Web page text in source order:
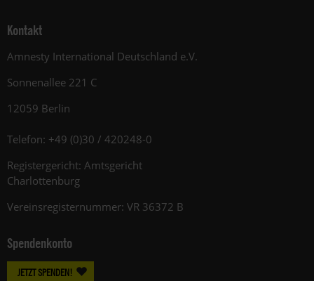
Kontakt
Amnesty International Deutschland e.V.
Sonnenallee 221 C
12059 Berlin
Telefon: +49 (0)30 / 420248-0
Registergericht: Amtsgericht
Charlottenburg
Vereinsregisternummer: VR 36372 B
Spendenkonto
JETZT SPENDEN!